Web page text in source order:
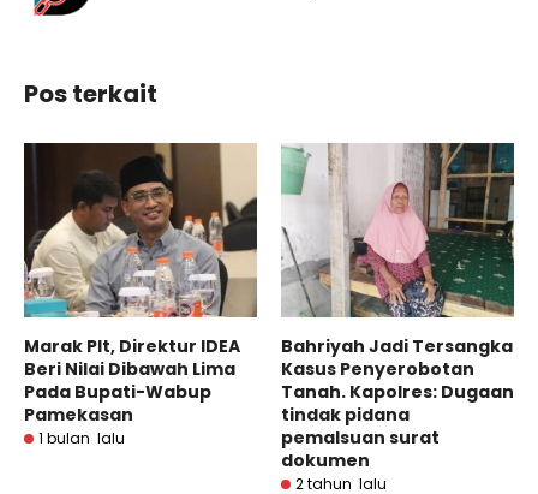
Pos terkait
Marak Plt, Direktur IDEA
Beri Nilai Dibawah Lima
Pada Bupati-Wabup
Pamekasan
1 bulan lalu
Bahriyah Jadi Tersangka
Kasus Penyerobotan
Tanah. Kapolres: Dugaan
tindak pidana
pemalsuan surat
dokumen
2 tahun lalu